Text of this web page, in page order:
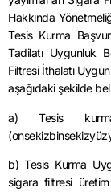
Hakkında
Tesis Kurma
Tadilatı Uygunluk
Filtresi İthalatı
aşağıdaki şekilde
a) Tesis
b) Tesis Kurma
sigara filtresi